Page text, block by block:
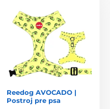
Reedog AVOCADO |
Postroj pre psa